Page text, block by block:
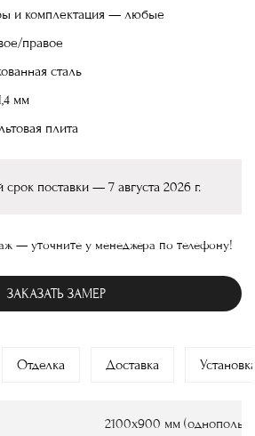
и комплектация — любые
правое
сталь
мм
плита
поставки — 7 августа 2026 г.
— уточните у менеджера по телефону!
ЗАКАЗАТЬ ЗАМЕР
Отделка Доставка
2100х900 мм